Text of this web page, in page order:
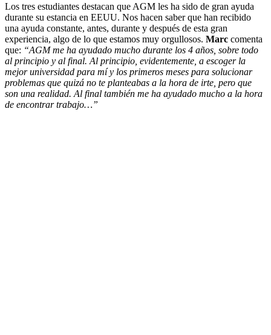
Los tres estudiantes destacan que AGM les ha sido de gran ayuda
durante su estancia en EEUU. Nos hacen saber que han recibido
una ayuda constante, antes, durante y después de esta gran
experiencia, algo de lo que estamos muy orgullosos. Marc comenta
que: “AGM me ha ayudado mucho durante los 4 años, sobre todo
al principio y al final. Al principio, evidentemente, a escoger la
mejor universidad para mí y los primeros meses para solucionar
problemas que quizá no te planteabas a la hora de irte, pero que
son una realidad. Al final también me ha ayudado mucho a la hora
de encontrar trabajo…”